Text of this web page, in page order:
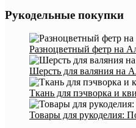
Рукодельные покупки
Разноцветный фетр на
Шерсть для валяния на
Ткань для пэчворка и
Товары для рукоделия: